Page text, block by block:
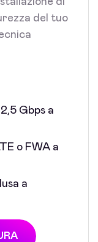
del tuo
Gbps a
o FWA a
a